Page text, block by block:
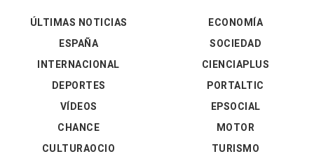
ÚLTIMAS NOTICIAS
ESPAÑA
INTERNACIONAL
DEPORTES
VÍDEOS
ECONOMÍA
SOCIEDAD
CIENCIAPLUS
PORTALTIC
EPSOCIAL
CHANCE
CULTURAOCIO
MOTOR
TURISMO